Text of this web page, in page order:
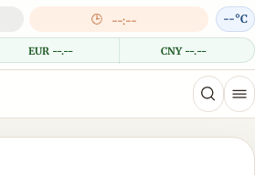
🕒 --:--
EUR --.-- CNY --.--
--°C